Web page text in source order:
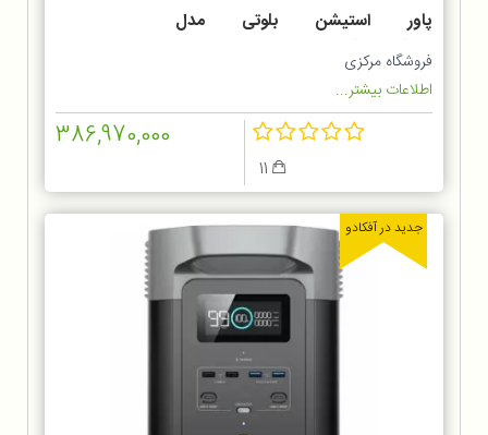
پاور استیشن بلوتی مدل
AC300+B300K
فروشگاه مرکزی
اطلاعات بیشتر...
386,970,000
جدید در آفکادو